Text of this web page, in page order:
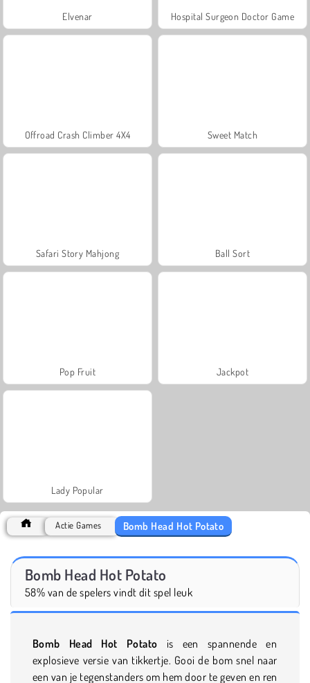
Elvenar Hospital Surgeon Doctor Game
Offroad Crash Climber 4X4 Sweet Match
Safari Story Mahjong Ball Sort
Pop Fruit Jackpot
Lady Popular
Actie Games Bomb Head Hot Potato
Bomb Head Hot Potato
58% van de spelers vindt dit spel leuk
Bomb Head Hot Potato is een spannende en
explosieve versie van tikkertje. Gooi de bom snel naar
een van je tegenstanders om hem door te geven en ren